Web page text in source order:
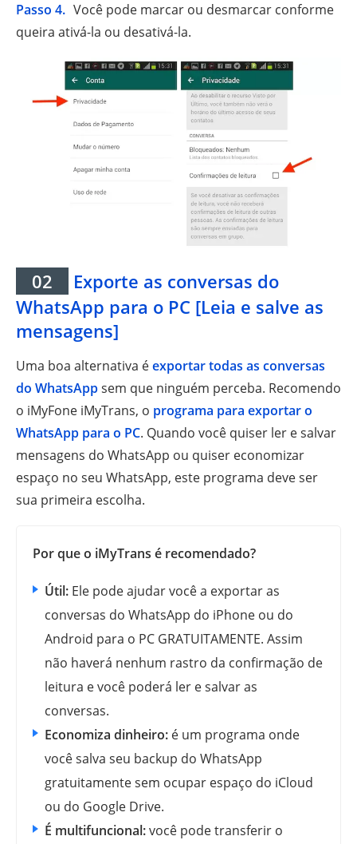
Passo 4. Você pode marcar ou desmarcar conforme
queira ativá-la ou desativá-la.
02
Exporte as conversas do
WhatsApp para o PC [Leia e salve as
mensagens]
Uma boa alternativa éexportar todas as conversas
do WhatsAppsem que ninguém perceba. Recomendo
o iMyFone iMyTrans, o programa para exportar o
WhatsApp para o PC. Quando você quiser ler e salvar
mensagens do WhatsApp ou quiser economizar
espaço no seu WhatsApp, este programa deve ser
sua primeira escolha.
Por que o iMyTrans é recomendado?
Útil: Ele pode ajudar você a exportar as
conversas do WhatsApp do iPhone ou do
Android para o PC GRATUITAMENTE. Assim
não haverá nenhum rastro da confirmação de
leitura e você poderá ler e salvar as
conversas.
Economiza dinheiro: é um programa onde
você salva seu backup do WhatsApp
gratuitamente sem ocupar espaço do iCloud
ou do Google Drive.
É multifuncional:você pode transferir o